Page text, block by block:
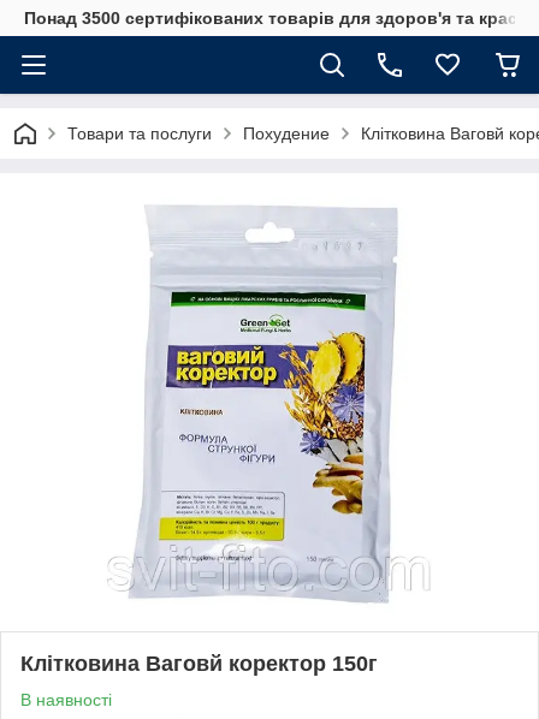
Понад 3500 сертифікованих товарів для здоров'я та краси
Товари та послуги Похудение Клітковина Ваговй
Клітковина Ваговй коректор 150г
В наявності